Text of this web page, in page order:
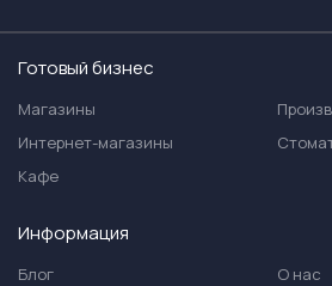
Готовый бизнес
Магазины
Интернет-магазины
Кафе
Информация
Блог О нас